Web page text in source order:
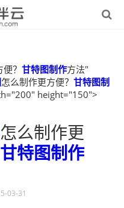
？ 甘特图制作方法"
怎么制作更方便？ 甘特图制
height="150">
怎么制作更
甘特图制作
03-31